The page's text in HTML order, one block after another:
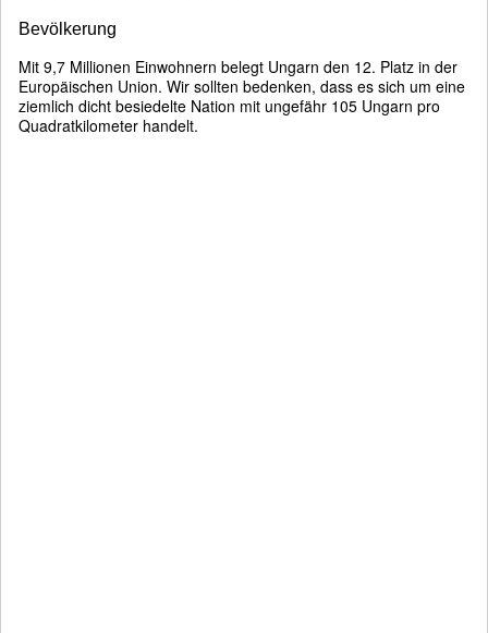
Bevölkerung
Mit 9,7 Millionen Einwohnern belegt Ungarn den 12. Platz in der
Europäischen Union. Wir sollten bedenken, dass es sich um eine
ziemlich dicht besiedelte Nation mit ungefähr 105 Ungarn pro
Quadratkilometer handelt.